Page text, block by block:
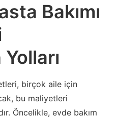
Bakımı
birçok aile için
bu maliyetleri
Öncelikle, evde bakım